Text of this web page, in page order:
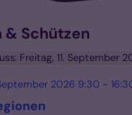
& Schützen
Freitag, 11. September
2026 9:30 -